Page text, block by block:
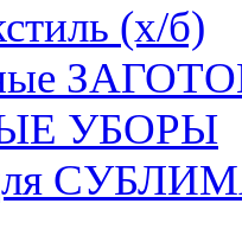
(х/б)
УБОРЫ